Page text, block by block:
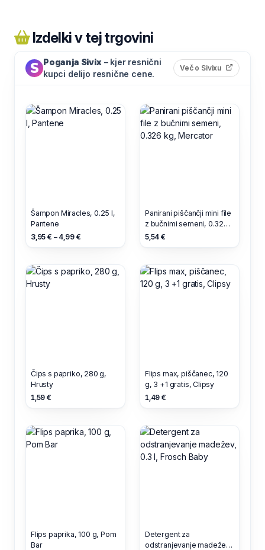
Izdelki v tej trgovini
Poganja Sivix – kjer resnični
kupci delijo resnične cene.
Več o Sivixu (odpre
Šampon Miracles, 0.25 l,
Pantene
3,95 € – 4,99 €
Panirani piščančji mini file
z bučnimi semeni, 0.326
kg, Mercator
5,54 €
Čips s papriko, 280 g,
Hrusty
1,59 €
Flips max, piščanec, 120
g, 3 +1 gratis, Clipsy
1,49 €
Flips paprika, 100 g, Pom
Bar
Detergent za
odstranjevanje madežev,